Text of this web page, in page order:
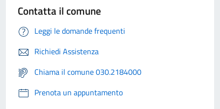
Contatta il comune
Leggi le domande frequenti
Richiedi Assistenza
Chiama il comune 030.2184000
Prenota un appuntamento